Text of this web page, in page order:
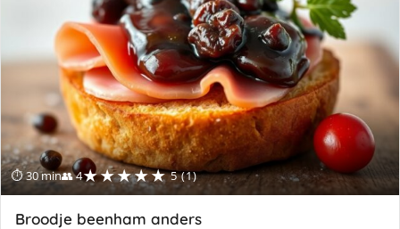
⏱ 30 min👥 4★★★★★ 5 (1)
Broodje beenham anders